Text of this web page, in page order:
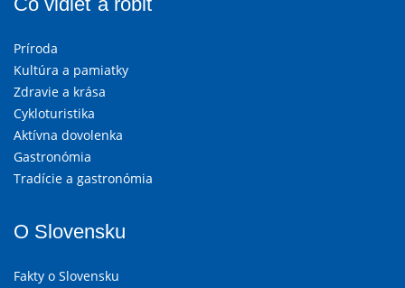
Príroda
Kultúra a pamiatky
Zdravie a krása
Cykloturistika
Aktívna dovolenka
Gastronómia
Tradície a gastronómia
O Slovensku
Fakty o Slovensku